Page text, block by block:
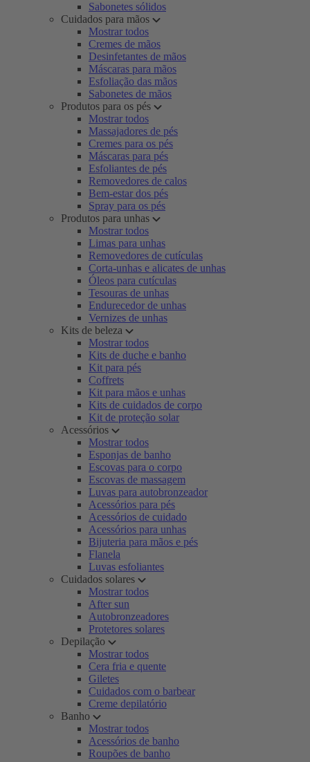
Sabonetes sólidos
Cuidados para mãos
Mostrar todos
Cremes de mãos
Desinfetantes de mãos
Máscaras para mãos
Esfoliação das mãos
Sabonetes de mãos
Produtos para os pés
Mostrar todos
Massajadores de pés
Cremes para os pés
Máscaras para pés
Esfoliantes de pés
Removedores de calos
Bem-estar dos pés
Spray para os pés
Produtos para unhas
Mostrar todos
Limas para unhas
Removedores de cutículas
Corta-unhas e alicates de unhas
Óleos para cutículas
Tesouras de unhas
Endurecedor de unhas
Vernizes de unhas
Kits de beleza
Mostrar todos
Kits de duche e banho
Kit para pés
Coffrets
Kit para mãos e unhas
Kits de cuidados de corpo
Kit de proteção solar
Acessórios
Mostrar todos
Esponjas de banho
Escovas para o corpo
Escovas de massagem
Luvas para autobronzeador
Acessórios para pés
Acessórios de cuidado
Acessórios para unhas
Bijuteria para mãos e pés
Flanela
Luvas esfoliantes
Cuidados solares
Mostrar todos
After sun
Autobronzeadores
Protetores solares
Depilação
Mostrar todos
Cera fria e quente
Giletes
Cuidados com o barbear
Creme depilatório
Banho
Mostrar todos
Acessórios de banho
Roupões de banho